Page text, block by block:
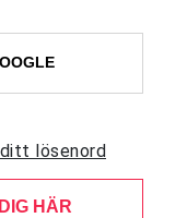
lösenord
HÄR